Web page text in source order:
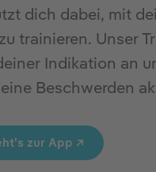
dich dabei, mit
trainieren. Unser
Indikation an
Beschwerden
zur App ↗